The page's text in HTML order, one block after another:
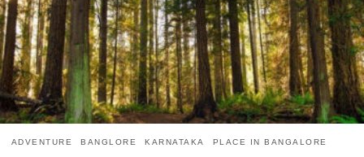
ADVENTURE BANGLORE KARNATAKA PLACE IN BANGALORE